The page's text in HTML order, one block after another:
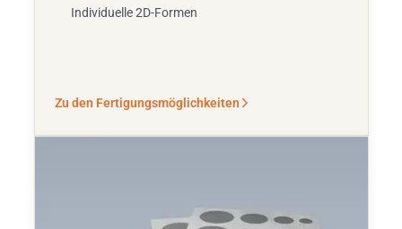
Individuelle 2D-Formen
Zu den Fertigungsmöglichkeiten